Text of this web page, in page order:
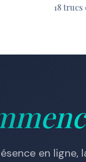
18
en ligne,